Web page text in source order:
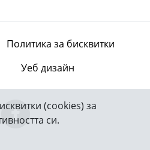
Политика за бисквитки
Уеб дизайн
(cookies) за
си.